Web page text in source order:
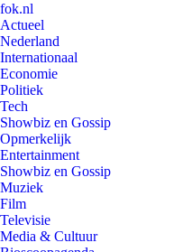
fok.nl
Actueel
Nederland
Internationaal
Economie
Politiek
Tech
Showbiz en Gossip
Opmerkelijk
Entertainment
Showbiz en Gossip
Muziek
Film
Televisie
Media & Cultuur